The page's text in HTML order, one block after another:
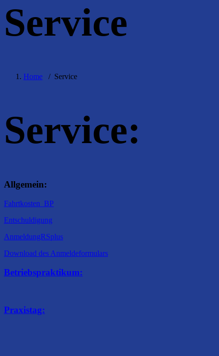
Service
Home / Service
Service:
Allgemein:
Fahrtkosten_BP
Entschuldigung
AnmeldungRSplus
Download des Anmeldeformulars
Betriebspraktikum:
Praxistag: